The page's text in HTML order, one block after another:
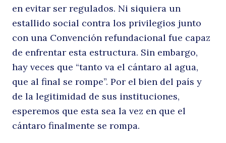
en evitar ser regulados. Ni siquiera un
estallido social contra los privilegios junto
con una Convención refundacional fue capaz
de enfrentar esta estructura. Sin embargo,
hay veces que “tanto va el cántaro al agua,
que al final se rompe”. Por el bien del país y
de la legitimidad de sus instituciones,
esperemos que esta sea la vez en que el
cántaro finalmente se rompa.